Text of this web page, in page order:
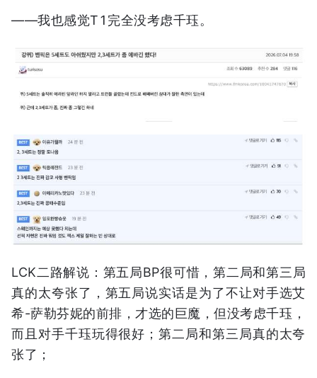
——我也感觉T1完全没考虑千珏。
LCK二路解说：第五局BP很可惜，第二局和第三局
真的太夸张了，第五局说实话是为了不让对手选艾
希-萨勒芬妮的前排，才选的巨魔，但没考虑千珏，
而且对手千珏玩得很好；第二局和第三局真的太夸
张了；